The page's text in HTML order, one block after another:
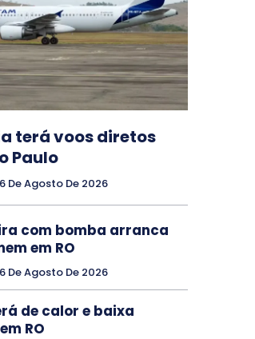
terá voos diretos
Paulo
6 De Agosto De 2026
com bomba arranca
em RO
6 De Agosto De 2026
de calor e baixa
RO